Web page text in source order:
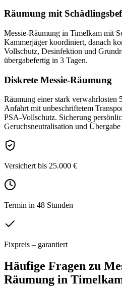
Räumung mit
Messie-Räumung in Timelkam mit
Kammerjäger koordiniert, danach
Vollschutz, Desinfektion und
übergabefertig in 3 Tagen.
Diskrete Messie-Räumung
Räumung einer stark verwahrlosten
Anfahrt mit unbeschriftetem
PSA-Vollschutz. Sicherung
Geruchsneutralisation und
Versichert bis 25.000 €
Termin in 48 Stunden
Fixpreis – garantiert
Häufige Fragen zu
Räumung in